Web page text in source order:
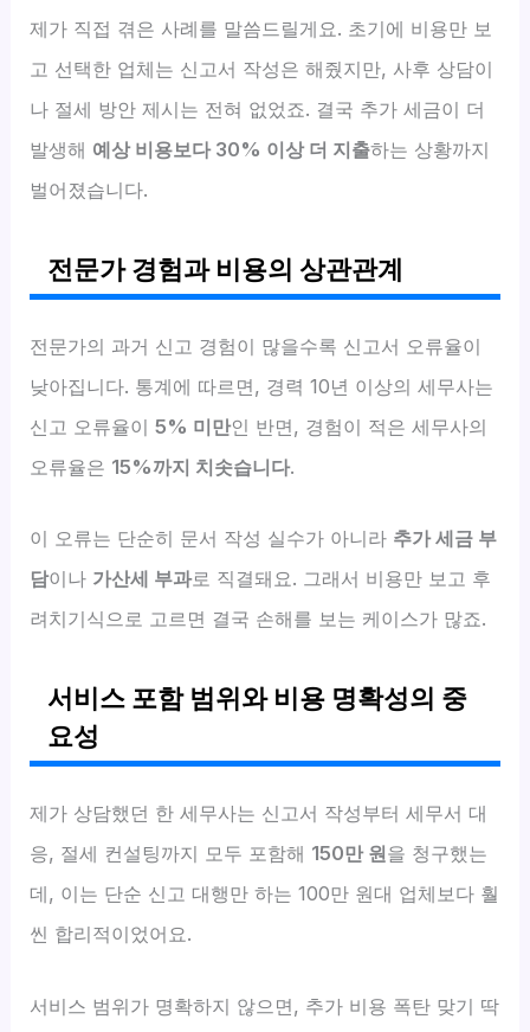
제가 직접 겪은 사례를 말씀드릴게요. 초기에 비용만 보
고 선택한 업체는 신고서 작성은 해줬지만, 사후 상담이
나 절세 방안 제시는 전혀 없었죠. 결국 추가 세금이 더
발생해 예상 비용보다 30% 이상 더 지출하는 상황까지
벌어졌습니다.
전문가 경험과 비용의 상관관계
전문가의 과거 신고 경험이 많을수록 신고서 오류율이
낮아집니다. 통계에 따르면, 경력 10년 이상의 세무사는
신고 오류율이5% 미만인 반면, 경험이 적은 세무사의
오류율은 15%까지 치솟습니다.
이 오류는 단순히 문서 작성 실수가 아니라 추가 세금 부
담이나 가산세 부과로 직결돼요. 그래서 비용만 보고 후
려치기식으로 고르면 결국 손해를 보는 케이스가 많죠.
서비스 포함 범위와 비용 명확성의 중
요성
제가 상담했던 한 세무사는 신고서 작성부터 세무서 대
응, 절세 컨설팅까지 모두 포함해 150만 원을 청구했는
데, 이는 단순 신고 대행만 하는 100만 원대 업체보다 훨
씬 합리적이었어요.
서비스 범위가 명확하지 않으면, 추가 비용 폭탄 맞기 딱